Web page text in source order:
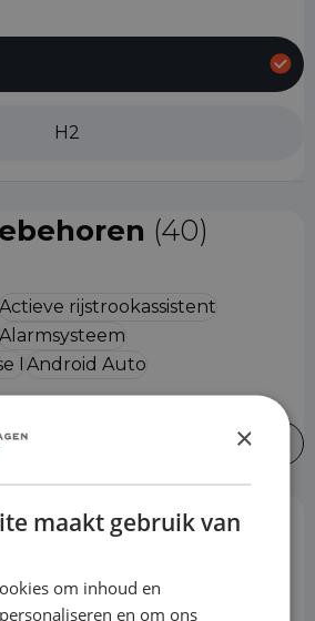
H2
(40)
Actieve rijstrookassistent
Alarmsysteem
I Android Auto
×
maakt gebruik van
om inhoud en
en om ons